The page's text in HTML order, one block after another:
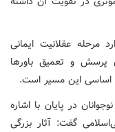
وارد مرحله عقلانیت ایمانی
پرسش و تعمیق باورها
اساسی این مسیر است.
در پایان با اشاره
گفت: آثار بزرگی